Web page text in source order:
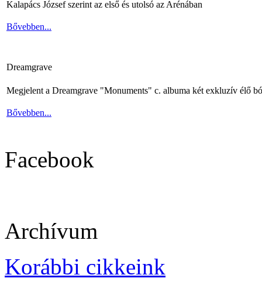
Kalapács József szerint az első és utolsó az Arénában
Bővebben...
Dreamgrave
Megjelent a Dreamgrave "Monuments" c. albuma két exkluzív élő
Bővebben...
Facebook
Archívum
Korábbi cikkeink